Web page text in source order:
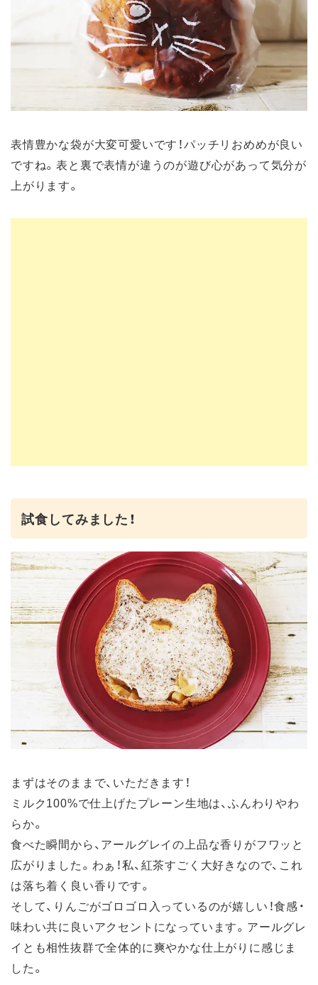
表情豊かな袋が大変可愛いです！パッチリおめめが良い
ですね。表と裏で表情が違うのが遊び心があって気分が
上がります。
試食してみました！
まずはそのままで、いただきます！
ミルク100%で仕上げたプレーン生地は、ふんわりやわ
らか。
食べた瞬間から、アールグレイの上品な香りがフワッと
広がりました。わぁ！私、紅茶すごく大好きなので、これ
は落ち着く良い香りです。
そして、りんごがゴロゴロ入っているのが嬉しい！食感・
味わい共に良いアクセントになっています。アールグレ
イとも相性抜群で全体的に爽やかな仕上がりに感じま
した。